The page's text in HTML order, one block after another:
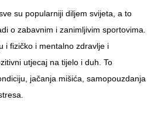
su popularniji diljem svijeta, a to
o zabavnim i zanimljivim sportovima.
i fizičko i mentalno zdravlje i
utjecaj na tijelo i duh. To
jačanja mišića, samopouzdanja